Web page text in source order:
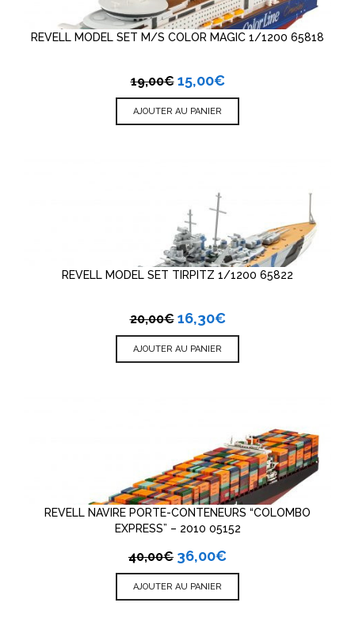
REVELL MODEL SET M/S COLOR MAGIC 1/1200 65818
19,00€ 15,00€
AJOUTER AU PANIER
REVELL MODEL SET TIRPITZ 1/1200 65822
20,00€ 16,30€
AJOUTER AU PANIER
REVELL NAVIRE PORTE-CONTENEURS “COLOMBO
EXPRESS” – 2010 05152
40,00€ 36,00€
AJOUTER AU PANIER